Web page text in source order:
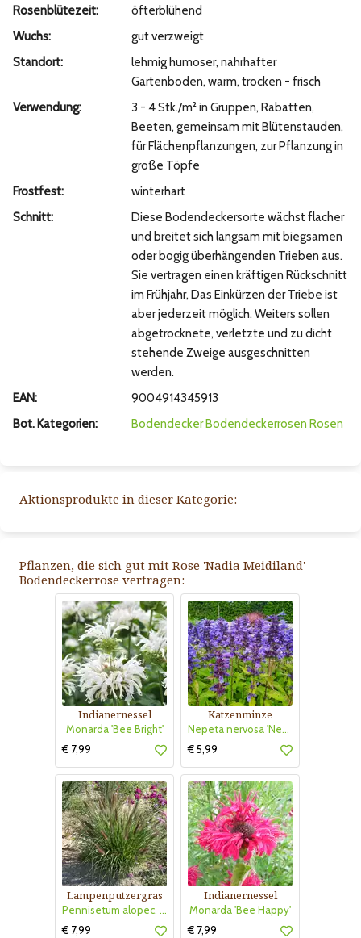
Rosenblütezeit:
öfterblühend
Wuchs:
gut verzweigt
Standort:
lehmig humoser, nahrhafter
Gartenboden, warm, trocken - frisch
Verwendung:
3 - 4 Stk./m² in Gruppen, Rabatten,
Beeten, gemeinsam mit Blütenstauden,
für Flächenpflanzungen, zur Pflanzung in
große Töpfe
Frostfest:
winterhart
Schnitt:
Diese Bodendeckersorte wächst flacher
und breitet sich langsam mit biegsamen
oder bogig überhängenden Trieben aus.
Sie vertragen einen kräftigen Rückschnitt
im Frühjahr, Das Einkürzen der Triebe ist
aber jederzeit möglich. Weiters sollen
abgetrocknete, verletzte und zu dicht
stehende Zweige ausgeschnitten
werden.
EAN:
9004914345913
Bot. Kategorien:
Bodendecker Bodendeckerrosen Rosen
Aktionsprodukte in dieser Kategorie:
Pflanzen, die sich gut mit Rose 'Nadia Meidiland' -
Bodendeckerrose vertragen:
Indianernessel
Monarda 'Bee Bright'
€ 7,99
Katzenminze
Nepeta nervosa 'Neptun'
€ 5,99
Lampenputzergras
Pennisetum alopec. 'Red Head'
€ 7,99
Indianernessel
Monarda 'Bee Happy'
€ 7,99